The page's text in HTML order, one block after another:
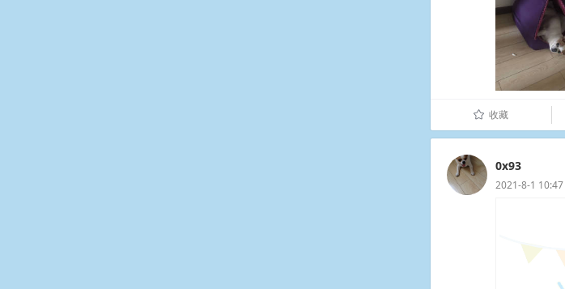
û 收藏
0x93
2021-8-1 10:47